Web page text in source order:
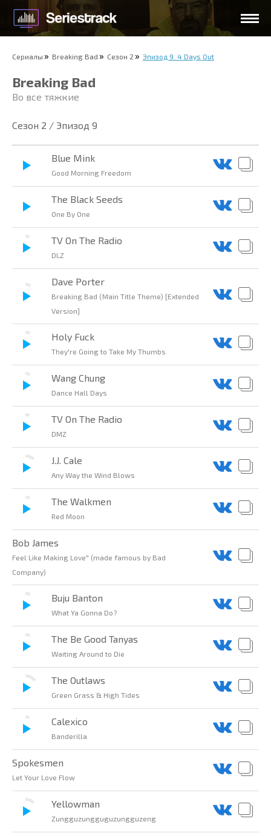
Сериалы Breaking Bad Сезон 2 Эпизод 9. 4 Days Out
Breaking Bad
Во все тяжкие
Сезон 2 / Эпизод 9
Blue Mink
Good Morning Freedom
The Black Seeds
One By One
TV On The Radio
DLZ
Dave Porter
Breaking Bad (Main Title Theme) [Extended
Version]
Holy Fuck
They're Going to Take My Thumbs
Wang Chung
Dance Hall Days
TV On The Radio
DMZ
J.J. Cale
Any Way the Wind Blows
The Walkmen
Red Moon
Bob James
Feel Like Making Love" (made famous by Bad
Company)
Buju Banton
What Ya Gonna Do?
The Be Good Tanyas
Waiting Around to Die
The Outlaws
Green Grass & High Tides
Calexico
Banderilla
Spokesmen
Let Your Love Flow
Yellowman
Zungguzungguguzungguzeng